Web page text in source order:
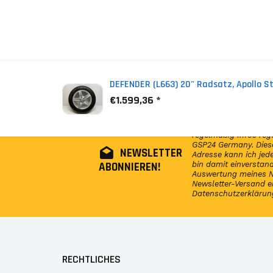
DEFENDER (L663) 20" Radsatz, Apollo
€1.599,36 *
NEWSLETTER
ABONNIEREN!
regelmäßig Infos
GSP24 Germany.
Adresse kann ich
bin damit
Auswertung meines
Newsletter-Versand
RECHTLICHES